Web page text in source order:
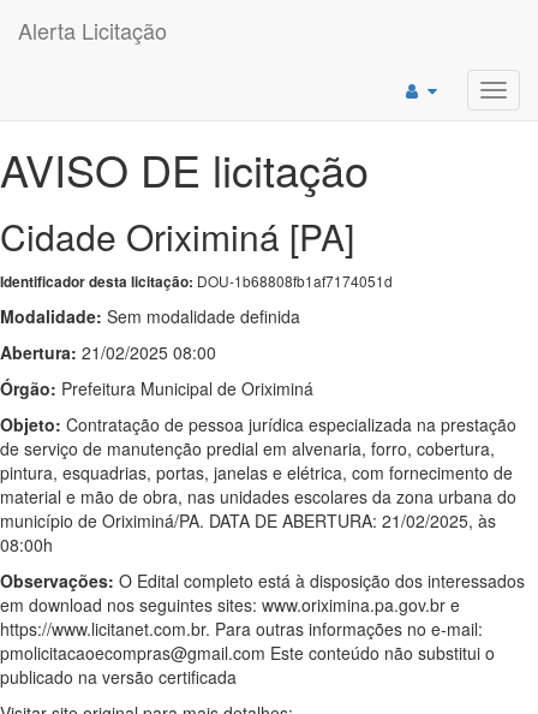
Alerta Licitação
AVISO DE licitação
Cidade Oriximiná [PA]
Identificador desta licitação: DOU-1b68808fb1af7174051d
Modalidade: Sem modalidade definida
Abertura: 21/02/2025 08:00
Órgão: Prefeitura Municipal de Oriximiná
Objeto: Contratação de pessoa jurídica especializada na prestação
de serviço de manutenção predial em alvenaria, forro, cobertura,
pintura, esquadrias, portas, janelas e elétrica, com fornecimento de
material e mão de obra, nas unidades escolares da zona urbana do
município de Oriximiná/PA. DATA DE ABERTURA: 21/02/2025, às
08:00h
Observações: O Edital completo está à disposição dos interessados
em download nos seguintes sites: www.oriximina.pa.gov.br e
https://www.licitanet.com.br. Para outras informações no e-mail:
pmolicitacaoecompras@gmail.com Este conteúdo não substitui o
publicado na versão certificada